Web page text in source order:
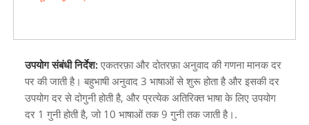
उपयोग संबंधी निर्देश: एकतरफ़ा और दोतरफ़ा अनुवाद की गणना मानक दर
पर की जाती है। बहुभाषी अनुवाद 3 भाषाओं से शुरू होता है और इसकी दर
उपयोग दर से दोगुनी होती है, और प्रत्येक अतिरिक्त भाषा के लिए उपयोग
दर 1 गुनी होती है, जो 10 भाषाओं तक 9 गुनी तक जाती है।.